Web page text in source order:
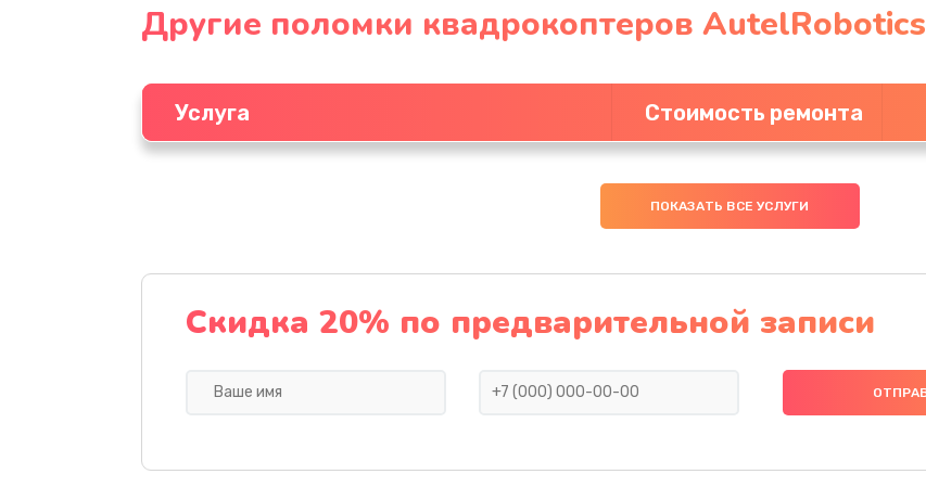
Другие поломки квадрокоптеров AutelRobotics
Услуга Стоимость ремонта
ПОКАЗАТЬ ВСЕ УСЛУГИ
Скидка 20% по предварительной записи